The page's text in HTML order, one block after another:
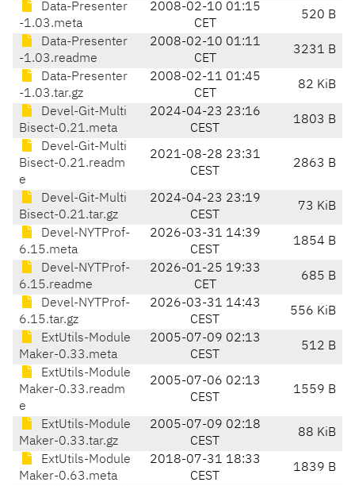
Data-Presenter
-1.03.meta
2008-02-10 01:15
CET
520 B
Data-Presenter
-1.03.readme
2008-02-10 01:11
CET
3231 B
Data-Presenter
-1.03.tar.gz
2008-02-11 01:45
CET
82 KiB
Devel-Git-Multi
Bisect-0.21.meta
2024-04-23 23:16
CEST
1803 B
Devel-Git-Multi
Bisect-0.21.readm
e
2021-08-28 23:31
CEST
2863 B
Devel-Git-Multi
Bisect-0.21.tar.gz
2024-04-23 23:19
CEST
73 KiB
Devel-NYTProf-
6.15.meta
2026-03-31 14:39
CEST
1854 B
Devel-NYTProf-
6.15.readme
2026-01-25 19:33
CET
685 B
Devel-NYTProf-
6.15.tar.gz
2026-03-31 14:43
CEST
556 KiB
ExtUtils-Module
Maker-0.33.meta
2005-07-09 02:13
CEST
512 B
ExtUtils-Module
Maker-0.33.readm
e
2005-07-06 02:13
CEST
1559 B
ExtUtils-Module
Maker-0.33.tar.gz
2005-07-09 02:18
CEST
88 KiB
ExtUtils-Module
Maker-0.63.meta
2018-07-31 18:33
CEST
1839 B